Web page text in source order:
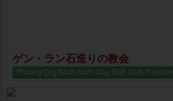
ゲン・ラン石造りの教会
Phuong Quy Nhon Nam City, Binh Dinh Province